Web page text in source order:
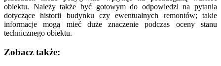
obiektu. Należy także być gotowym do odpowiedzi na pytania
dotyczące historii budynku czy ewentualnych remontów; takie
informacje mogą mieć duże znaczenie podczas oceny stanu
technicznego obiektu.
Zobacz także: